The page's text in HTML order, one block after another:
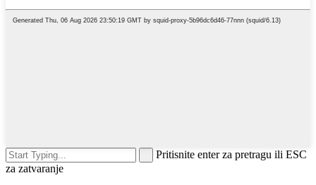
Pritisnite enter za pretragu ili ESC
za zatvaranje